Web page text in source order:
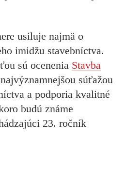
usiluje najmä o
imidžu stavebníctva.
sú ocenenia Stavba
súťažou
a podporia kvalitné
budú známe
23. ročník